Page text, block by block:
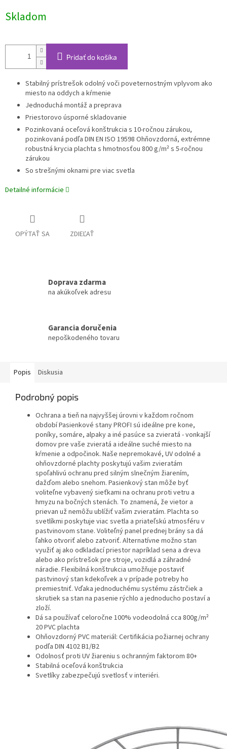
cena:
Skladom
Pridať do košíka
Stabilný prístrešok odolný voči poveternostným vplyvom ako
miesto na oddych a kŕmenie
Jednoduchá montáž a preprava
Priestorovo úsporné skladovanie
Pozinkovaná oceľová konštrukcia s 10-ročnou zárukou,
pozinkovaná podľa DIN EN ISO 19598 Ohňovzdorná, extrémne
robustná krycia plachta s hmotnosťou 800 g/m² s 5-ročnou
zárukou
So strešnými oknami pre viac svetla
Detailné informácie
OPÝTAŤ SA ZDIEĽAŤ
Doprava zdarma
na akúkoľvek adresu
Garancia doručenia
nepoškodeného tovaru
Popis Diskusia
Podrobný popis
Ochrana a tieň na najvyššej úrovni v každom ročnom
obdobíPasienkové stany PROFI sú ideálne pre kone,
poníky, somáre, alpaky a iné pasúce sa zvieratá - vonkajší
domov pre vaše zvieratá a ideálne suché miesto na
kŕmenie a odpočinok. Naše nepremokavé, UV odolné a
ohňovzdorné plachty poskytujú vašim zvieratám
spoľahlivú ochranu pred silným slnečným žiarením,
dažďom alebo snehom. Pasienkový stan môže byť
voliteľne vybavený sieťkami na ochranu proti vetru a
hmyzu na bočných stenách. To znamená, že vietor a
prievan už nemôžu ublížiť vašim zvieratám. Plachta so
svetlíkmi poskytuje viac svetla a priateľskú atmosféru v
pastvinovom stane. Voliteľný panel prednej brány sa dá
ľahko otvoriť alebo zatvoriť. Alternatívne možno stan
využiť aj ako odkladací priestor napríklad sena a dreva
alebo ako prístrešok pre stroje, vozidlá a záhradné
náradie. Flexibilná konštrukcia umožňuje postaviť
pastvinový stan kdekoľvek a v prípade potreby ho
premiestniť. Vďaka jednoduchému systému zástrčiek a
skrutiek sa stan na pasenie rýchlo a jednoducho postaví a
zloží.
Dá sa používať celoročne 100% vodeodolná cca 800g/m²
20 PVC plachta
Ohňovzdorný PVC materiál: Certifikácia požiarnej ochrany
podľa DIN 4102 B1/B2
Odolnosť proti UV žiareniu s ochranným faktorom 80+
Stabilná oceľová konštrukcia
Svetlíky zabezpečujú svetlosť v interiéri.